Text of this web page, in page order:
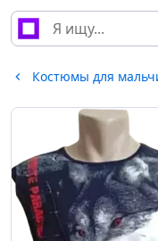
Костюмы для